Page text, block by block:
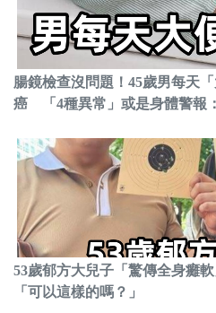
腸鏡檢查沒問題！45歲男每天
癌 「4種異常」或是身體警報
53歲郁方大兒子「驚傳全身癱
「可以這樣的嗎？」